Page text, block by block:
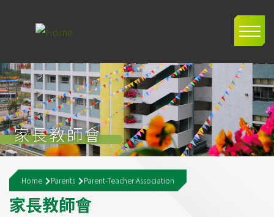
家長教師會
Breadcrumb
Home Parents Parent-Teacher Association
家長教師會